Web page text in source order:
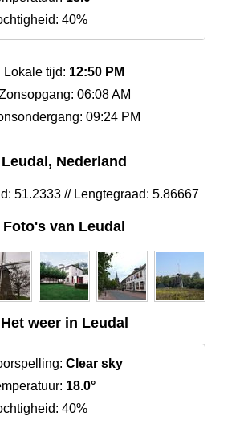
40%
Lokale tijd: 12:50 PM
06:08 AM
09:24 PM
Leudal‎, Nederland
51.2333 // Lengtegraad: 5.86667
Foto's van Leudal‎
Het weer in Leudal‎
Clear sky
18.0°
40%